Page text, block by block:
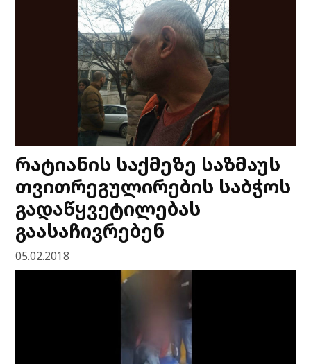
რატიანის საქმეზე საზმაუს
თვითრეგულირების საბჭოს
გადაწყვეტილებას
გაასაჩივრებენ
05.02.2018